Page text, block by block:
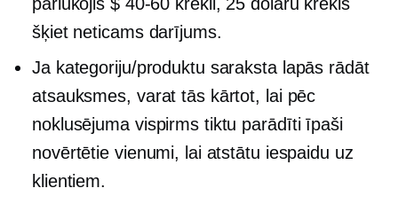
šķiet neticams darījums.
Ja kategoriju/produktu saraksta lapās rādāt
atsauksmes, varat tās kārtot, lai pēc
noklusējuma vispirms tiktu parādīti īpaši
novērtētie vienumi, lai atstātu iespaidu uz
klientiem.